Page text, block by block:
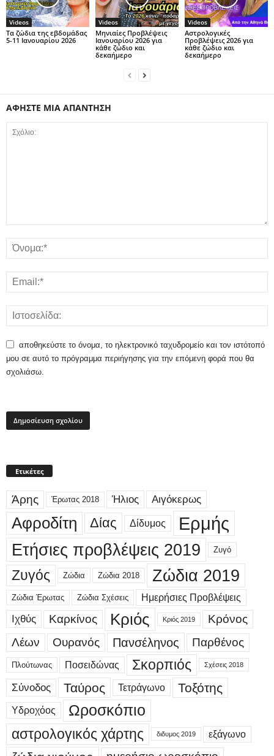
Videos
Τα ζώδια της εβδομάδας
5-11 Ιανουαρίου 2026
Videos
Μηνιαίες Προβλέψεις
Ιανουαρίου 2026 για
κάθε ζώδιο και
δεκαήμερο
Videos
Αστρολογικές
Προβλέψεις 2026 για
κάθε ζώδιο και
δεκαήμερο
ΑΦΗΣΤΕ ΜΙΑ ΑΠΑΝΤΗΣΗ
αποθηκεύστε το όνομα, το ηλεκτρονικό ταχυδρομείο και τον ιστότοπό
μου σε αυτό το πρόγραμμα περιήγησης για την επόμενη φορά που θα
σχολιάσω.
Ετικέτες
Άρης Έρωτας 2018 Ήλιος Αιγόκερως
Αφροδίτη Δίας Δίδυμος Ερμής
Ετήσιες προβλέψεις 2019 Ζυγό
Ζυγός Ζώδια Ζώδια 2018 Ζώδια 2019
Ζώδια Έρωτας Ζώδια Σχέσεις Ημερήσιες Προβλέψεις
Ιχθύς Καρκίνος Κριός Κριός 2019
Κρόνος
Λέων
Ουρανός Πανσέληνος Παρθένος
Πλούτωνας Ποσειδώνας Σκορπιός Σχέσεις 2018
Σύνοδος Ταύρος Τετράγωνο Τοξότης
Υδροχόος Ωροσκόπιο
αστρολογικός χάρτης διδυμος 2019 εξάγωνο